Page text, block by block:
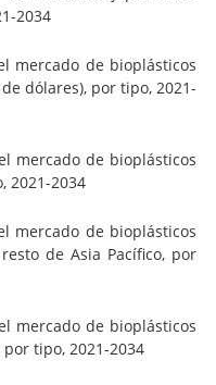
2034
mercado de bioplásticos
dólares), por tipo, 2021-
mercado de bioplásticos
2021-2034
mercado de bioplásticos
de Asia Pacífico, por
mercado de bioplásticos
tipo, 2021-2034